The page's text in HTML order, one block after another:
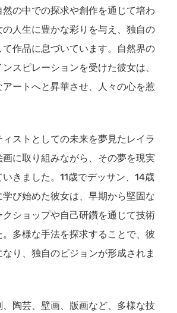
の中での探求や創作を通じて培わ
人生に豊かな彩りを与え、独自の
作品に息づいています。自然界の
スピレーションを受けた彼女は、
ートへと昇華させ、人々の心を惹
ストとしての未来を夢見たレイラ
に取り組みながら、その夢を現実
きました。11歳でデッサン、14歳
び始めた彼女は、早期から堅固な
ショップや自己研鑽を通じて技術
。多様な手法を探求することで、彼
り、独自のビジョンが形成されま
陶芸、壁画、版画など、多様な技